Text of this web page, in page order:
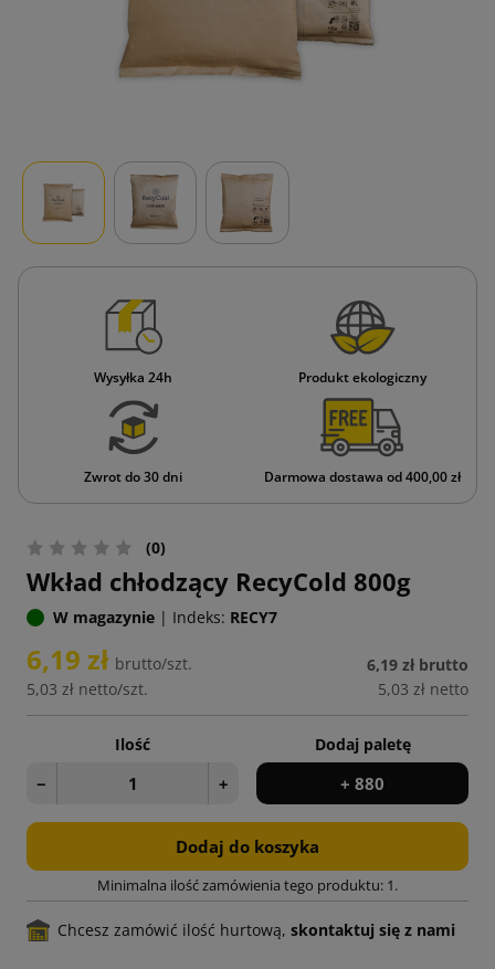
Wysyłka 24h Produkt ekologiczny
Zwrot do 30 dni Darmowa dostawa od 400,00 zł
(0)
Wkład chłodzący RecyCold 800g
W magazynie | Indeks: RECY7
6,19 zł brutto/szt.
5,03 zł netto/szt.
6,19 zł brutto
5,03 zł netto
Ilość
− +
Dodaj paletę
+ 880
Dodaj do koszyka
Minimalna ilość zamówienia tego produktu: 1.
Chcesz zamówić ilość hurtową, skontaktuj się z nami